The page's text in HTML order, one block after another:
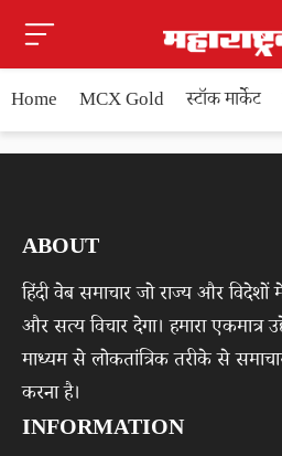
Home MCX Gold स्टॉक मार्केट
ABOUT
हिंदी वेब समाचार जो राज्य और
और सत्य विचार देगा। हमारा एकमात्र
माध्यम से लोकतांत्रिक तरीके से
करना है।
INFORMATION